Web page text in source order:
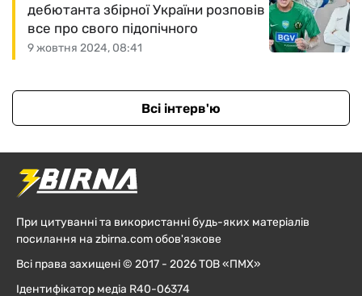
9 жовтня 2024, 08:41
дебютанта збірної України розповів
все про свого підопічного
Всі інтерв'ю
При цитуванні та використанні будь-яких матеріалів
посилання на zbirna.com обов'язкове
Всі права захищені © 2017 - 2026 ТОВ «ПМХ»
Ідентифікатор медіа R40-06374